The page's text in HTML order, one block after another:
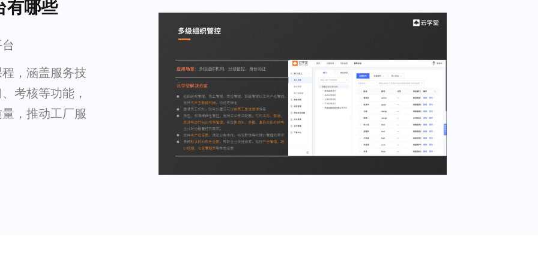
有哪些
，涵盖服务技
考核等功能，
，推动工厂服